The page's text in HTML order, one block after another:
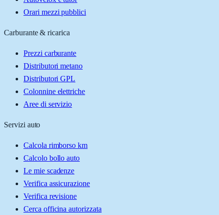
Orari mezzi pubblici
Carburante & ricarica
Prezzi carburante
Distributori metano
Distributori GPL
Colonnine elettriche
Aree di servizio
Servizi auto
Calcola rimborso km
Calcolo bollo auto
Le mie scadenze
Verifica assicurazione
Verifica revisione
Cerca officina autorizzata